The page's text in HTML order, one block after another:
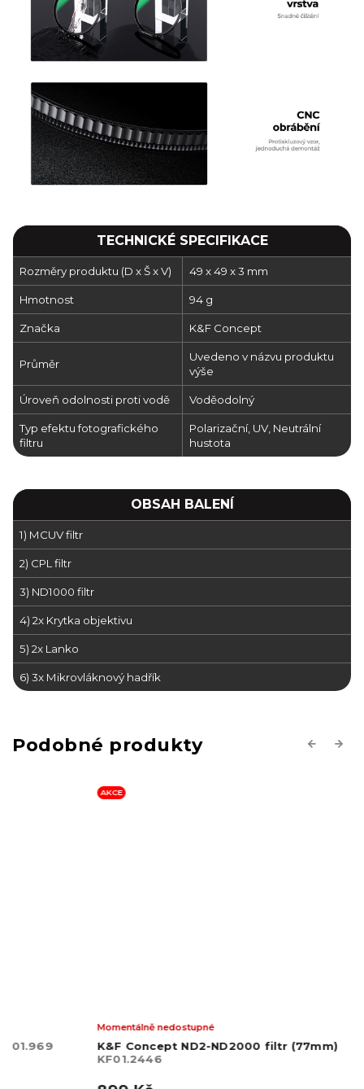
TECHNICKÉ SPECIFIKACE
Rozměry produktu (D x Š x V) 49 x 49 x 3 mm
Hmotnost 94 g
Značka K&F Concept
Průměr
Uvedeno v názvu produktu
výše
Úroveň odolnosti proti vodě Voděodolný
Typ efektu fotografického
filtru
Polarizační, UV, Neutrální
hustota
OBSAH BALENÍ
1) MCUV filtr
2) CPL filtr
3) ND1000 filtr
4) 2x Krytka objektivu
5) 2x Lanko
6) 3x Mikrovláknový hadřík
Previous
K&F Concept ND2-ND2000 filtr (77mm)
Momentálně nedostupné
Next